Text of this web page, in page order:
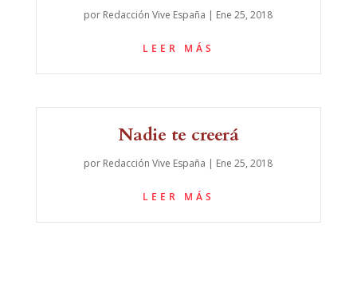
por Redacción Vive España | Ene 25, 2018
LEER MÁS
Nadie te creerá
por Redacción Vive España | Ene 25, 2018
LEER MÁS